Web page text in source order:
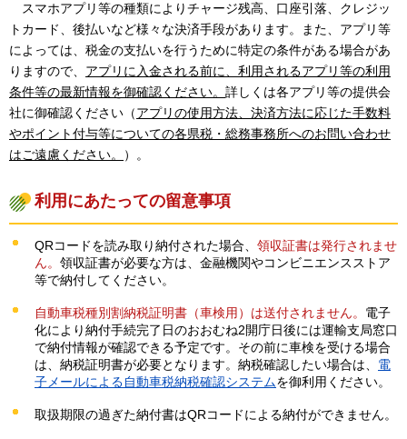
スマホアプリ等の種類によりチャージ残高、口座引落、クレジッ
トカード、後払いなど様々な決済手段があります。また、アプリ等
によっては、税金の支払いを行うために特定の条件がある場合があ
りますので、 アプリに入金される前に、利用されるアプリ等の利用
条件等の最新情報を御確認ください。 詳しくは各アプリ等の提供会
社に御確認ください（アプリの使用方法、決済方法に応じた手数料
やポイント付与等についての各県税・総務事務所へのお問い合わせ
はご遠慮ください。
）。
利用にあたっての留意事項
QRコードを読み取り納付された場合、 領収証書は発行されませ
ん。 領収証書が必要な方は、金融機関やコンビニエンスストア
等で納付してください。
自動車税種別割納税証明書（車検用）は送付されません。 電子
化により納付手続完了日のおおむね2開庁日後には運輸支局窓口
で納付情報が確認できる予定です。その前に車検を受ける場合
は、納税証明書が必要となります。納税確認したい場合は、 電
子メールによる自動車税納税確認システムを御利用ください。
取扱期限の過ぎた納付書はQRコードによる納付ができません。